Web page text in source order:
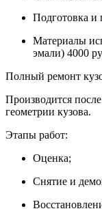
Подготовка и
Материалы
эмали) 4000
Полный ремонт
Производится
геометрии кузова.
Этапы работ:
Оценка;
Снятие и